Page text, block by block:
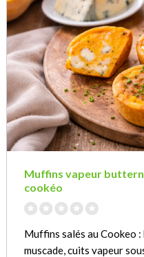
Muffins vapeur
cookéo
Muffins salés au Cookeo
muscade, cuits vapeur